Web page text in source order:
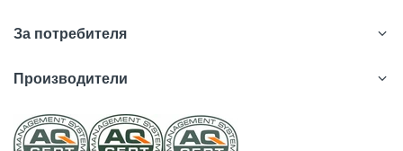
За потребителя
Производители